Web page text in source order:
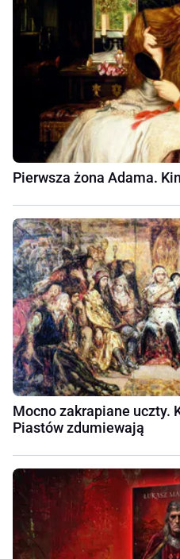
Pierwsza żona Adama.
Mocno zakrapiane uczty.
Piastów zdumiewają